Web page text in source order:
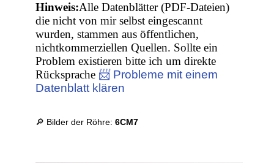
Hinweis:Alle Datenblätter (PDF-Dateien)
die nicht von mir selbst eingescannt
wurden, stammen aus öffentlichen,
nichtkommerziellen Quellen. Sollte ein
Problem existieren bitte ich um direkte
Rücksprache 📨 Probleme mit einem
Datenblatt klären
🔎 Bilder der Röhre:6CM7